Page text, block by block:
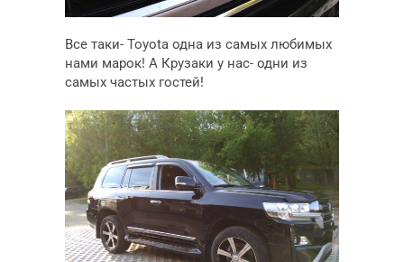
Все таки- Toyоta одна из самых любимых
нами марок! А Крузаки у нас- одни из
самых частых гостей!